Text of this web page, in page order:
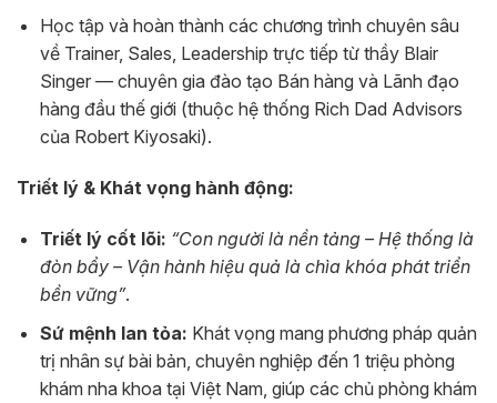
Học tập và hoàn thành các chương trình chuyên sâu
về Trainer, Sales, Leadership trực tiếp từ thầy Blair
Singer — chuyên gia đào tạo Bán hàng và Lãnh đạo
hàng đầu thế giới (thuộc hệ thống Rich Dad Advisors
của Robert Kiyosaki).
Triết lý & Khát vọng hành động:
Triết lý cốt lõi: “Con người là nền tảng – Hệ thống là
đòn bẩy – Vận hành hiệu quả là chìa khóa phát triển
bền vững”.
Sứ mệnh lan tỏa: Khát vọng mang phương pháp quản
trị nhân sự bài bản, chuyên nghiệp đến 1 triệu phòng
khám nha khoa tại Việt Nam, giúp các chủ phòng khám